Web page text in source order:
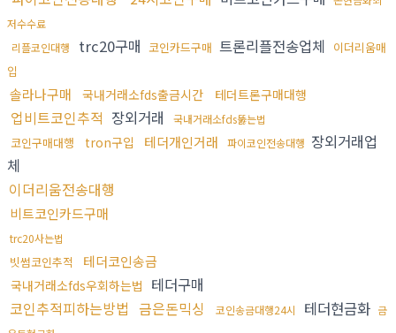
저수수료
리플코인대행
trc20구매 코인카드구매 트론리플전송업체 이더리움매
입
솔라나구매 국내거래소fds출금시간 테더트론구매대행
업비트코인추적 장외거래 국내거래소fds뚫는법
코인구매대행 tron구입 테더개인거래 파이코인전송대행 장외거래업
체
이더리움전송대행
비트코인카드구매
trc20사는법
빗썸코인추적 테더코인송금
국내거래소fds우회하는법 테더구매
코인추적피하는방법 금은돈믹싱 코인송금대행24시 테더현금화 금